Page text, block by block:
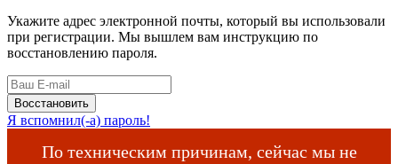
Укажите адрес электронной почты, который вы использовали
при регистрации. Мы вышлем вам инструкцию по
восстановлению пароля.
Восстановить
Я вспомнил(-а) пароль!
По техническим причинам, сейчас мы не